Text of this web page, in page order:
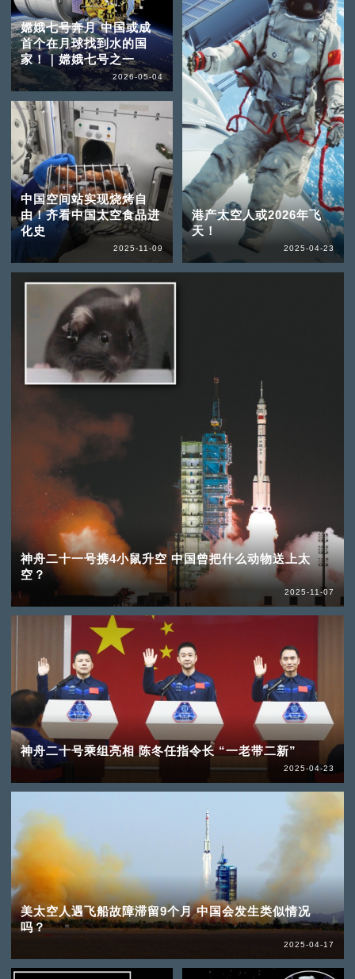
嫦娥七号奔月 中国或成
首个在月球找到水的国
家！｜嫦娥七号之一
2026-05-04
中国空间站实现烧烤自
由！齐看中国太空食品进
化史
2025-11-09
神舟二十一号携4小鼠升空 中国曾把什么动物送上太
空？
2025-11-07
港产太空人或2026年飞
天！
2025-04-23
神舟二十号乘组亮相 陈冬任指令长 “一老带二新”
2025-04-23
美太空人遇飞船故障滞留9个月 中国会发生类似情况
吗？
2025-04-17